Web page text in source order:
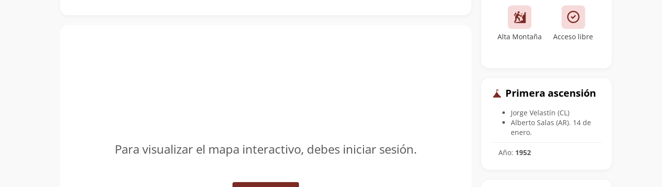
Alta Montaña Acceso libre
Primera ascensión
Jorge Velastín (CL)
Alberto Salas (AR). 14 de
enero.
Año: 1952
Para visualizar el mapa interactivo, debes iniciar sesión.